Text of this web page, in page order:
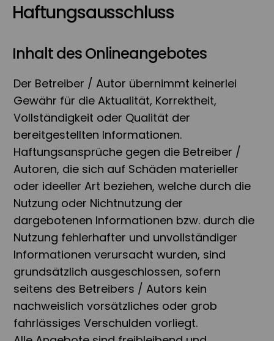
Haftungsausschluss
Inhalt des Onlineangebotes
Der Betreiber / Autor übernimmt keinerlei
Gewähr für die Aktualität, Korrektheit,
Vollständigkeit oder Qualität der
bereitgestellten Informationen.
Haftungsansprüche gegen die Betreiber /
Autoren, die sich auf Schäden materieller
oder ideeller Art beziehen, welche durch die
Nutzung oder Nichtnutzung der
dargebotenen Informationen bzw. durch die
Nutzung fehlerhafter und unvollständiger
Informationen verursacht wurden, sind
grundsätzlich ausgeschlossen, sofern
seitens des Betreibers / Autors kein
nachweislich vorsätzliches oder grob
fahrlässiges Verschulden vorliegt.